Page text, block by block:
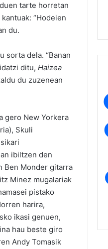
tarte horretan
kantuak: “Hodeien
du.
sorta dela. “Banan
ditu, Haizea
du zuzenean
gero New Yorkera
Skuli
ibiltzen den
Ben Monder gitarra
Minez mugalariak
pistako
harira,
ikasi genuen,
hau beste giro
Andy Tomasik